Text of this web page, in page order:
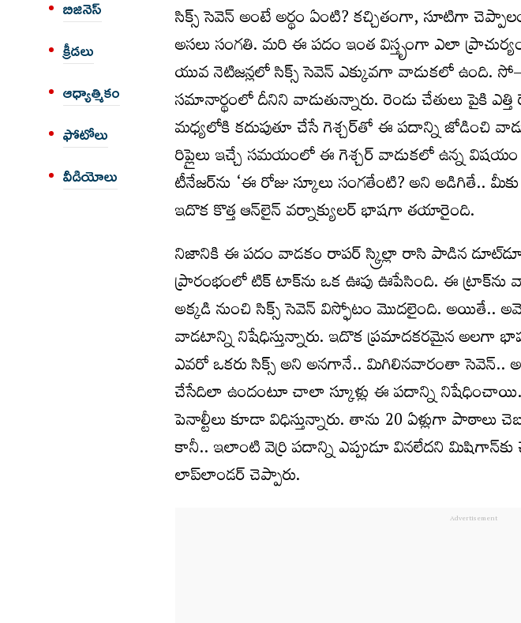
బిజినెస్
క్రీడలు
ఆధ్యాత్మికం
ఫోటోలు
వీడియోలు
సిక్స్‌ సెవెన్‌ అంటే అర్థం ఏంటి? కచ్చితంగా, సూటిగా
అసలు సంగతి. మరి ఈ పదం ఇంత విస్తృంగా ఎలా
యువ నెటిజన్లలో సిక్స్‌ సెవెన్‌ ఎక్కువగా వాడుకలో ఉంది.
సమానార్థంలో దీనిని వాడుతున్నారు. రెండు చేతులు పైకి ఎత్తి
మధ్యలోకి కదుపుతూ చేసే గెశ్చర్‌తో ఈ పదాన్ని జోడించి
రిప్లైలు ఇచ్చే సమయంలో ఈ గెశ్చర్‌ వాడుకలో ఉన్న
టీనేజర్‌ను ‘ఈ రోజు స్కూలు సంగతేంటి? అని అడిగితే..
ఇదొక కొత్త ఆన్‌లైన్‌ వర్నాక్యులర్‌ భాషగా తయారైంది.
నిజానికి ఈ పదం వాడకం రాపర్‌ స్క్రిల్లా రాసి పాడిన
ప్రారంభంలో టిక్‌ టాక్‌ను ఒక ఊపు ఊపేసింది. ఈ
అక్కడి నుంచి సిక్స్‌ సెవెన్‌ విస్ఫోటం మొదలైంది. అయితే..
వాడటాన్ని నిషేధిస్తున్నారు. ఇదొక ప్రమాదకరమైన అలగా
ఎవరో ఒకరు సిక్స్‌ అని అనగానే.. మిగిలినవారంతా సెవెన్‌..
చేసేదిలా ఉందంటూ చాలా స్కూళ్లు ఈ పదాన్ని
పెనాల్టీలు కూడా విధిస్తున్నారు. తాను 20 ఏళ్లుగా పాఠాలు
కానీ.. ఇలాంటి వెర్రి పదాన్ని ఎప్పుడూ వినలేదని
లాప్‌లాండర్‌ చెప్పారు.